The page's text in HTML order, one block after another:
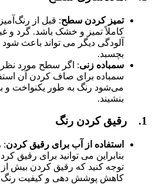
تمیز کردن سطح: قبل از
کاملاً تمیز و خشک باشد. گرد و
آلودگی دیگر می‌ تواند باعث
بچسبد.
سمباده ‌زنی: اگر سطح مورد نظر
سمباده برای صاف کردن آن
می‌شود رنگ به طور یکنواخت
بنشیند.
1. رقیق کردن رنگ
استفاده از آب برای رقیق کردن:
بنابراین می‌ توانید برای رقیق
توجه کنید که رقیق کردن بیش
کاهش پوشش‌ دهی و کیفیت